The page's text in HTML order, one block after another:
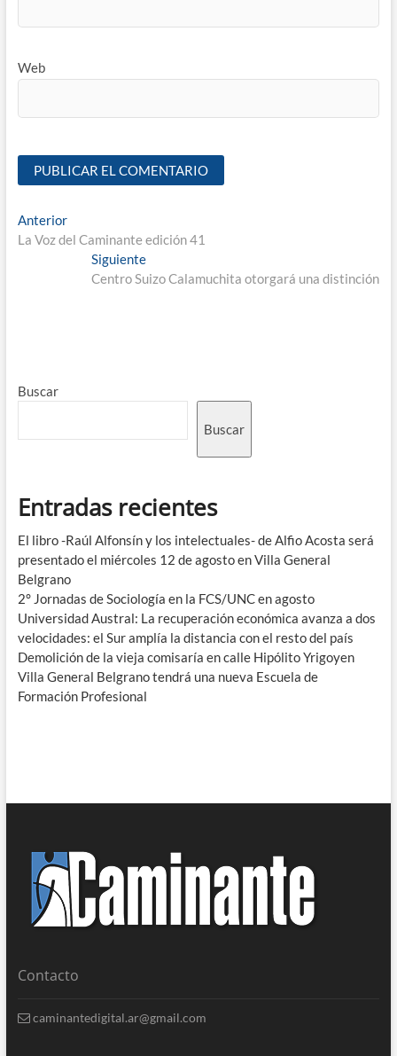
Web
Anterior
La Voz del Caminante edición 41
Siguiente
Centro Suizo Calamuchita otorgará una distinción
Buscar
Buscar
Entradas recientes
El libro -Raúl Alfonsín y los intelectuales- de Alfio Acosta será
presentado el miércoles 12 de agosto en Villa General
Belgrano
2° Jornadas de Sociología en la FCS/UNC en agosto
Universidad Austral: La recuperación económica avanza a dos
velocidades: el Sur amplía la distancia con el resto del país
Demolición de la vieja comisaría en calle Hipólito Yrigoyen
Villa General Belgrano tendrá una nueva Escuela de
Formación Profesional
Contacto
caminantedigital.ar@gmail.com